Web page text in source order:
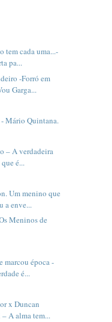
tem cada uma...-
pa...
-Forró em
Garga...
Mário Quintana.
– A verdadeira
é...
Um menino que
a enve...
Meninos de
marcou época -
é...
x Duncan
A alma tem...